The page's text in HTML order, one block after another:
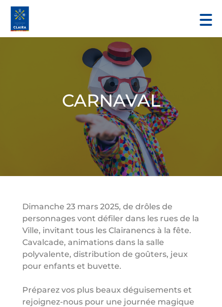
CARNAVAL
Dimanche 23 mars 2025, de drôles de
personnages vont défiler dans les rues de la
Ville, invitant tous les Clairanencs à la fête.
Cavalcade, animations dans la salle
polyvalente, distribution de goûters, jeux
pour enfants et buvette.
Préparez vos plus beaux déguisements et
rejoignez-nous pour une journée magique